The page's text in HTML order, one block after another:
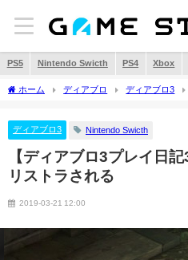
PS5 Nintendo Swicth PS4 Xbox
ホーム ディアブロ ディアブロ3
ディアブロ3 Nintendo Swicth
【ディアブロ3プレイ日
リストラされる
2019-03-21 12:00